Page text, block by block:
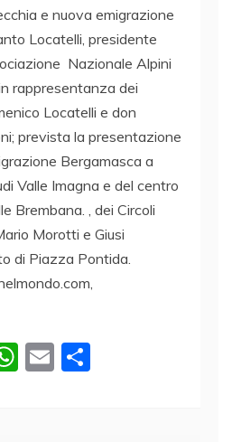
e nuova emigrazione
Locatelli, presidente
Nazionale Alpini
rappresentanza dei
Locatelli e don
prevista la presentazione
Bergamasca a
Valle Imagna e del centro
Brembana. , dei Circoli
Morotti e Giusi
di Piazza Pontida.
W E